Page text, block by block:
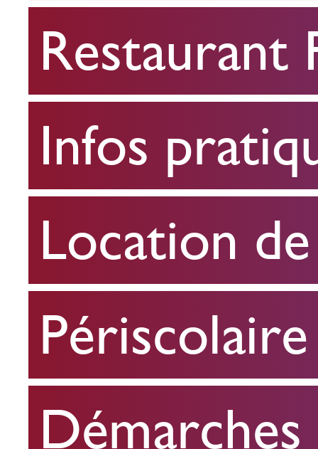
FPA
Infos
pratiques
Location
de
salle
Périscolaire
Restaurant
Infos
Location
Périscolaire